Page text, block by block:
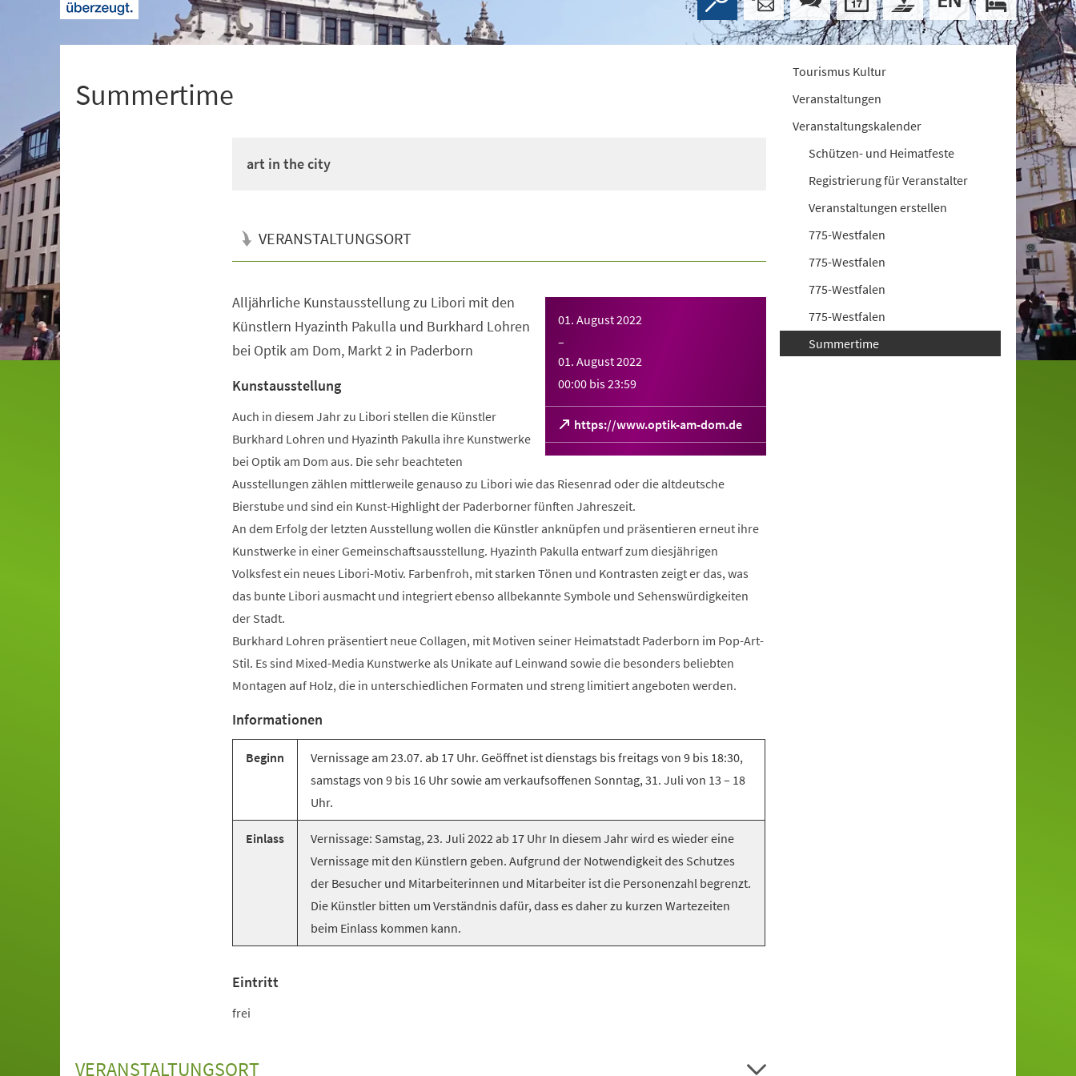
Summertime
art in the city
VERANSTALTUNGSORT
01. August 2022
–
01. August 2022
00:00 bis23:59
https://www.optik-am-dom.de
(Öffnet
in
einem
Tab)
Alljährliche Kunstausstellung zu Libori mit den
Künstlern Hyazinth Pakulla und Burkhard Lohren
bei Optik am Dom, Markt 2 in Paderborn
Kunstausstellung
Auch in diesem Jahr zu Libori stellen die Künstler
Burkhard Lohren und Hyazinth Pakulla ihre Kunstwerke
bei Optik am Dom aus. Die sehr beachteten
Ausstellungen zählen mittlerweile genauso zu Libori wie das Riesenrad oder die altdeutsche
Bierstube und sind ein Kunst-Highlight der Paderborner fünften Jahreszeit.
An dem Erfolg der letzten Ausstellung wollen die Künstler anknüpfen und präsentieren erneut ihre
Kunstwerke in einer Gemeinschaftsausstellung. Hyazinth Pakulla entwarf zum diesjährigen
Volksfest ein neues Libori-Motiv. Farbenfroh, mit starken Tönen und Kontrasten zeigt er das, was
das bunte Libori ausmacht und integriert ebenso allbekannte Symbole und Sehenswürdigkeiten
der Stadt.
Burkhard Lohren präsentiert neue Collagen, mit Motiven seiner Heimatstadt Paderborn im Pop-Art-
Stil. Es sind Mixed-Media Kunstwerke als Unikate auf Leinwand sowie die besonders beliebten
Montagen auf Holz, die in unterschiedlichen Formaten und streng limitiert angeboten werden.
Informationen
Beginn
Vernissage am 23.07. ab 17 Uhr. Geöffnet ist dienstags bis freitags von 9 bis 18:30,
samstags von 9 bis 16 Uhr sowie am verkaufsoffenen Sonntag, 31. Juli von 13 – 18
Uhr.
Einlass
Vernissage: Samstag, 23. Juli 2022 ab 17 Uhr In diesem Jahr wird es wieder eine
Vernissage mit den Künstlern geben. Aufgrund der Notwendigkeit des Schutzes
der Besucher und Mitarbeiterinnen und Mitarbeiter ist die Personenzahl begrenzt.
Die Künstler bitten um Verständnis dafür, dass es daher zu kurzen Wartezeiten
beim Einlass kommen kann.
Eintritt
frei
VERANSTALTUNGSORT
Tourismus Kultur
Veranstaltungen
Veranstaltungskalender
Schützen- und Heimatfeste
Registrierung für Veranstalter
Veranstaltungen erstellen
775-Westfalen
775-Westfalen
775-Westfalen
775-Westfalen
Summertime